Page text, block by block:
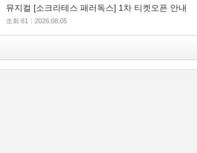
뮤지컬 [소크라테스 패러독스] 1차 티켓오픈 안내
조회 61 | 2026.08.05